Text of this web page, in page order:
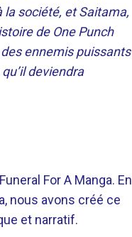
société, et Saitama,
de One Punch
ennemis puissants
deviendra
For A Manga. En
nous avons créé ce
et narratif.